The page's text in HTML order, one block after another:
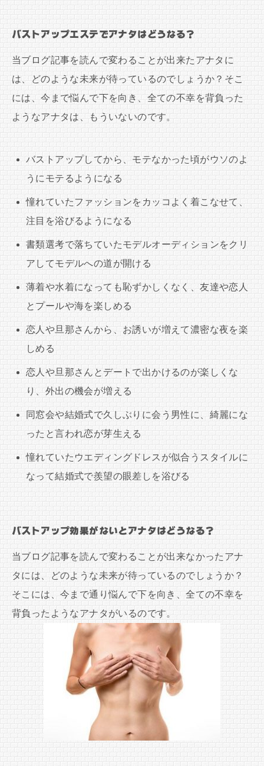
バストアップエステでアナタはどうなる？
当ブログ記事を読んで変わることが出来たアナタに
は、どのような未来が待っているのでしょうか？そこ
には、今まで悩んで下を向き、全ての不幸を背負った
ようなアナタは、もういないのです。
バストアップしてから、モテなかった頃がウソのよ
うにモテるようになる
憧れていたファッションをカッコよく着こなせて、
注目を浴びるようになる
書類選考で落ちていたモデルオーディションをクリ
アしてモデルへの道が開ける
薄着や水着になっても恥ずかしくなく、友達や恋人
とプールや海を楽しめる
恋人や旦那さんから、お誘いが増えて濃密な夜を楽
しめる
恋人や旦那さんとデートで出かけるのが楽しくな
り、外出の機会が増える
同窓会や結婚式で久しぶりに会う男性に、綺麗にな
ったと言われ恋が芽生える
憧れていたウエディングドレスが似合うスタイルに
なって結婚式で羨望の眼差しを浴びる
バストアップ効果がないとアナタはどうなる？
当ブログ記事を読んで変わることが出来なかったアナ
タには、どのような未来が待っているのでしょうか？
そこには、今まで通り悩んで下を向き、全ての不幸を
背負ったようなアナタがいるのです。